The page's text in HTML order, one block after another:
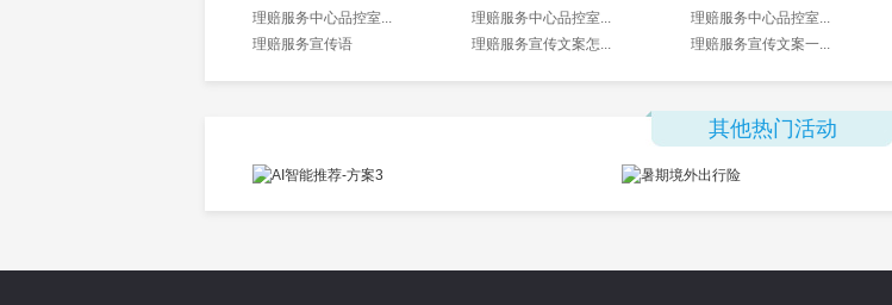
理赔服务中心品控室... 理赔服务中心品控室... 理赔服务中心品控室...
理赔服务宣传语
理赔服务宣传文案怎... 理赔服务宣传文案一...
其他热门活动